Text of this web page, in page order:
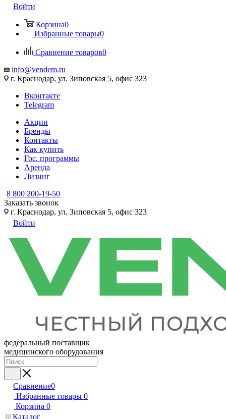
Войти
Корзина0
Избранные товары0
Сравнение товаров0
info@vendem.ru
г. Краснодар, ул. Зиповская 5, офис 323
Вконтакте
Telegram
Акции
Бренды
Контакты
Как купить
Гос. программы
Аренда
Лизинг
8 800 200-19-50
Заказать звонок
г. Краснодар, ул. Зиповская 5, офис 323
Войти
федеральный поставщик
медицинского оборудования
Сравнение0
Избранные товары 0
Корзина 0
Каталог